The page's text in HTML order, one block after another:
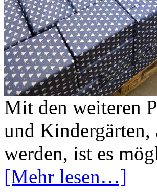
Mit den weiteren
und Kindergärten,
werden, ist es
[Mehr lesen…]